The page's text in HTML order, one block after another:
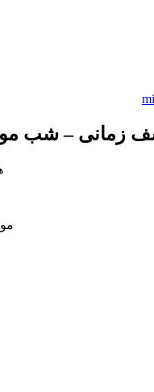
زمانی – شب